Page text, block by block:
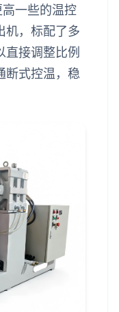
一些的温控
机，标配了多
直接调整比例
断式控温，稳